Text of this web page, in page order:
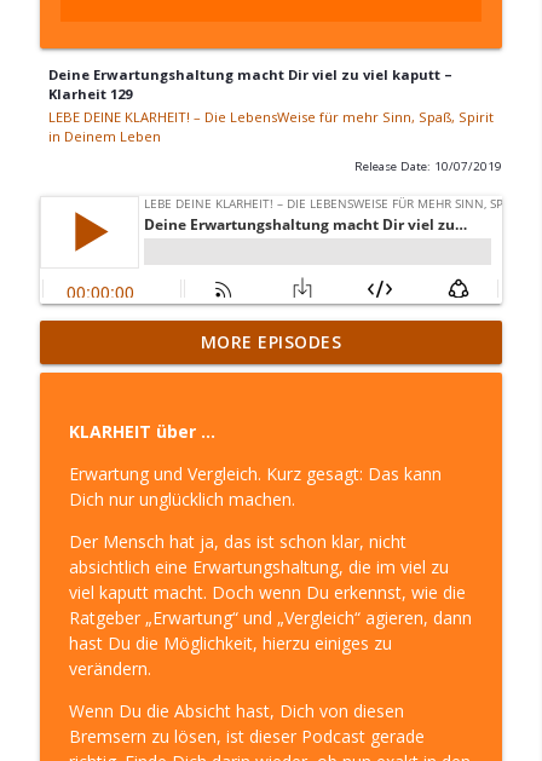
Deine Erwartungshaltung macht Dir viel zu viel kaputt –
Klarheit 129
LEBE DEINE KLARHEIT! – Die LebensWeise für mehr Sinn, Spaß, Spirit
in Deinem Leben
Release Date: 10/07/2019
Ende … Ich bin dann mal weg – Klarheit
310
info_outline
Das Leben einfacher meistern mit den
weltlichen Ratgebern und den geistigen
Helfern – Klarheit 309
LEBE DEINE KLARHEIT! – Die LebensWeise für mehr
Sinn, Spaß, Spirit in Deinem Leben
DIE-Innere-Ratgeber-ERKENNTNIS -
einfach leben – Klarheit 308
LEBE DEINE KLARHEIT! – Die LebensWeise für mehr
55. Geburtstag - Einblick, Rückblick,
MORE EPISODES
KLARHEIT über …
Erwartung und Vergleich. Kurz gesagt: Das kann
Dich nur unglücklich machen.
Der Mensch hat ja, das ist schon klar, nicht
absichtlich eine Erwartungshaltung, die im viel zu
viel kaputt macht. Doch wenn Du erkennst, wie die
Ratgeber „Erwartung“ und „Vergleich“ agieren, dann
hast Du die Möglichkeit, hierzu einiges zu
verändern.
Wenn Du die Absicht hast, Dich von diesen
Bremsern zu lösen, ist dieser Podcast gerade